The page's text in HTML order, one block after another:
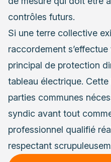
contrôles futurs.
Si une terre collective
raccordement
principal de protection
tableau électrique.
parties communes
syndic avant tout
professionnel qualifié
respectant